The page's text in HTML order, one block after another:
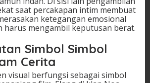
saat percakapan intim membuat
ketegangan emosional
harus mengambil keputusan berat.
Simbol Simbol
Cerita
visual berfungsi sebagai simbol